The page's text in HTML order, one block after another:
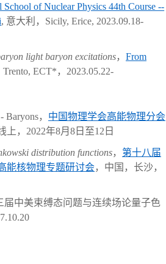
School of Nuclear Physics 44th Course --
, 意大利， Sicily, Erice, 2023.09.18-
light baryon excitations， From
Trento,ECT* ， 2023.05.22-
- Baryons， 中国物理学会高能物理分会
上， 2022年8月8 日至1 2 日
distribution functions， 第十八届
能核物理专题研讨会，中国，长沙，
届中美束缚态问题与连续场论量子色